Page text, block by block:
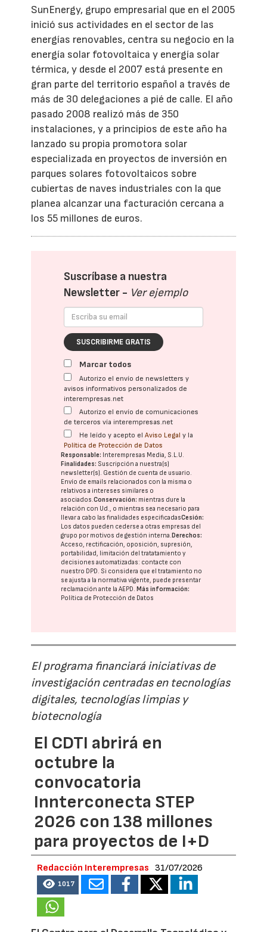
SunEnergy, grupo empresarial que en el 2005
inició sus actividades en el sector de las
energías renovables, centra su negocio en la
energía solar fotovoltaica y energía solar
térmica, y desde el 2007 está presente en
gran parte del territorio español a través de
más de 30 delegaciones a pié de calle. El año
pasado 2008 realizó más de 350
instalaciones, y a principios de este año ha
lanzado su propia promotora solar
especializada en proyectos de inversión en
parques solares fotovoltaicos sobre
cubiertas de naves industriales con la que
planea alcanzar una facturación cercana a
los 55 millones de euros.
Suscríbase a nuestra
Newsletter - Ver ejemplo
SUSCRIBIRME GRATIS
Marcar todos
Autorizo el envío de newsletters y
avisos informativos personalizados de
interempresas.net
Autorizo el envío de comunicaciones
de terceros vía interempresas.net
He leído y acepto elAviso Legal y la
Política de Protección de Datos
Responsable: Interempresas Media, S.L.U.
Finalidades: Suscripción a nuestra(s)
newsletter(s). Gestión de cuenta de usuario.
Envío de emails relacionados con la misma o
relativos a intereses similares o
asociados.Conservación: mientras dure la
relación con Ud., o mientras sea necesario para
llevar a cabo las finalidades especificadasCesión:
Los datos pueden cederse a otras empresas del
grupo por motivos de gestión interna.Derechos:
Acceso, rectificación, oposición, supresión,
portabilidad, limitación del tratatamiento y
decisiones automatizadas: contacte con
nuestro DPD. Si considera que el tratamiento no
se ajusta a la normativa vigente, puede presentar
reclamación ante laAEPD.Más información:
Política de Protección de Datos
El programa financiará iniciativas de
investigación centradas en tecnologías
digitales, tecnologías limpias y
biotecnología
El CDTI abrirá en
octubre la
convocatoria
Innterconecta STEP
2026 con 138 millones
para proyectos de I+D
Redacción Interempresas 31/07/2026
1017